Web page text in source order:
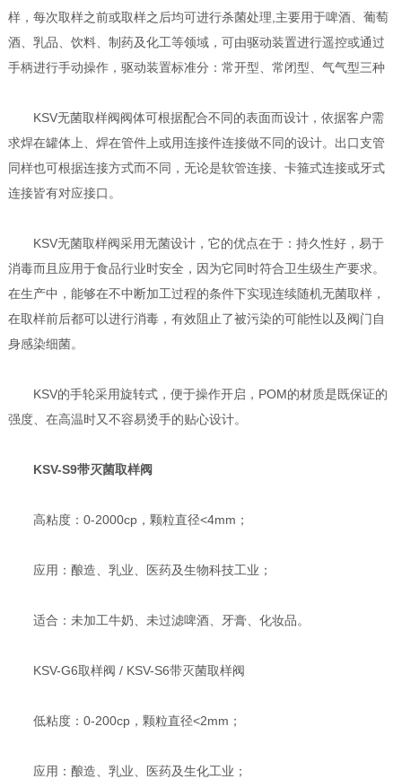
样，每次取样之前或取样之后均可进行杀菌处理,主要用于啤酒、葡萄
酒、乳品、饮料、制药及化工等领域，可由驱动装置进行遥控或通过
手柄进行手动操作，驱动装置标准分：常开型、常闭型、气气型三种
KSV无菌取样阀阀体可根据配合不同的表面而设计，依据客户需
求焊在罐体上、焊在管件上或用连接件连接做不同的设计。出口支管
同样也可根据连接方式而不同，无论是软管连接、卡箍式连接或牙式
连接皆有对应接口。
KSV无菌取样阀采用无菌设计，它的优点在于：持久性好，易于
消毒而且应用于食品行业时安全，因为它同时符合卫生级生产要求。
在生产中，能够在不中断加工过程的条件下实现连续随机无菌取样，
在取样前后都可以进行消毒，有效阻止了被污染的可能性以及阀门自
身感染细菌。
KSV的手轮采用旋转式，便于操作开启，POM的材质是既保证的
强度、在高温时又不容易烫手的贴心设计。
KSV-S9带灭菌取样阀
高粘度：0-2000cp，颗粒直径<4mm；
应用：酿造、乳业、医药及生物科技工业；
适合：未加工牛奶、未过滤啤酒、牙膏、化妆品。
KSV-G6取样阀 / KSV-S6带灭菌取样阀
低粘度：0-200cp，颗粒直径<2mm；
应用：酿造、乳业、医药及生化工业；